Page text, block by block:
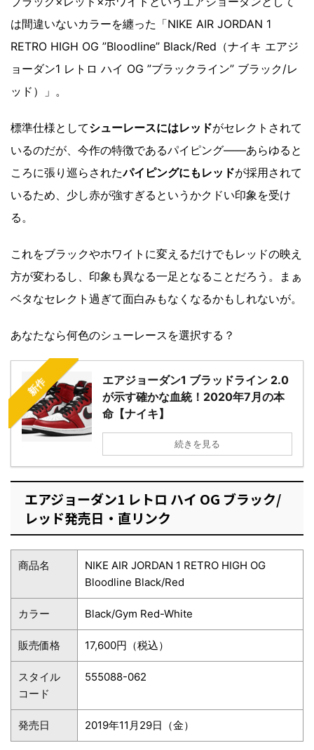
は間違いないカラーを纏った「NIKE AIR JORDAN 1
RETRO HIGH OG ”Bloodline” Black/Red（ナイキ エアジ
ョーダン1 レトロ ハイ OG ”ブラックライン” ブラック/レ
ッド）」。
標準仕様としてシューレースにはレッドがセレクトされて
いるのだが、今作の特徴であるパイピング――あらゆると
ころに張り巡らされたパイピングにもレッドが採用されて
いるため、少し赤が強すぎるというかクドい印象を受け
る。
これをブラックやホワイトに変えるだけでもレッドの映え
方が変わるし、印象も異なる一足となることだろう。まぁ
ベタなセレクト過ぎて面白みもなくなるかもしれないが。
あなたなら何色のシューレースを選択する？
新作
エアジョーダン1 ブラッドライン 2.0
が示す確かな血統！2020年7月の本
命【ナイキ】
続きを見る
エアジョーダン1 レトロ ハイ OG ブラック/
レッド発売日・直リンク
商品名
NIKE AIR JORDAN 1 RETRO HIGH OG
Bloodline Black/Red
カラー Black/Gym Red-White
販売価格 17,600円（税込）
スタイル
コード
555088-062
発売日 2019年11月29日（金）